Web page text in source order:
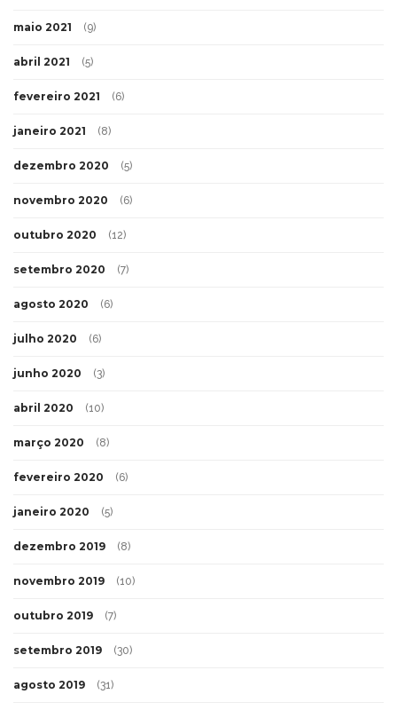
maio 2021 (9)
abril 2021 (5)
fevereiro 2021 (6)
janeiro 2021 (8)
dezembro 2020 (5)
novembro 2020 (6)
outubro 2020 (12)
setembro 2020 (7)
agosto 2020 (6)
julho 2020 (6)
junho 2020 (3)
abril 2020 (10)
março 2020 (8)
fevereiro 2020 (6)
janeiro 2020 (5)
dezembro 2019 (8)
novembro 2019 (10)
outubro 2019 (7)
setembro 2019 (30)
agosto 2019 (31)